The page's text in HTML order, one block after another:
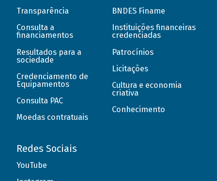
Transparência
Consulta a
financiamentos
Resultados para a
sociedade
Credenciamento de
Equipamentos
Consulta PAC
Moedas contratuais
BNDES Finame
Instituições financeiras
credenciadas
Patrocínios
Licitações
Cultura e economia
criativa
Conhecimento
Redes Sociais
YouTube